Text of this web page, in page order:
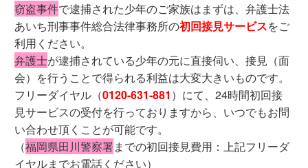
窃盗事件で逮捕された少年のご家族はまずは、弁護士法
あいち刑事事件総合法律事務所の初回接見サービスをご
利用ください。
弁護士が逮捕されている少年の元に直接伺い、接見（面
会）を行うことで得られる利益は大変大きいものです。
フリーダイヤル（0120-631-881 ）にて、24時間初回接
見サービスの受付を行っておりますから、いつでもお問
い合わせ頂くことが可能です。
（福岡県田川警察署までの初回接見費用：上記フリーダ
イヤルまでお電話ください）